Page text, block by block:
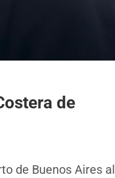
de
de Buenos Aires al